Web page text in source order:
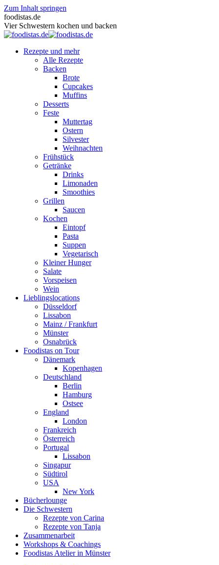
Zum Inhalt springen
foodistas.de
Vier Schwestern kochen und backen
Rezepte und mehr
Alle Rezepte
Backen
Brote
Cupcakes
Muffins
Desserts
Feste
Muttertag
Ostern
Silvester
Weihnachten
Frühstück
Getränke
Drinks
Limonaden
Smoothies
Grillen
Saucen
Kochen
Eintopf
Pasta
Suppen
Vegetarisch
Kleiner Hunger
Salate
Vorspeisen
Wein
Lieblingslocations
Düsseldorf
Lissabon
Mainz / Frankfurt
Münster
Osnabrück
Foodistas on Tour
Dänemark
Kopenhagen
Deutschland
Berlin
Hamburg
Ostsee
England
London
Frankreich
Österreich
Portugal
Lissabon
Singapur
Südtirol
USA
New York
Bücherlounge
Die Schwestern
Rezepte von Carina
Rezepte von Tanja
Zusammenarbeit
Workshops & Coachings
Foodistas Atelier in Münster